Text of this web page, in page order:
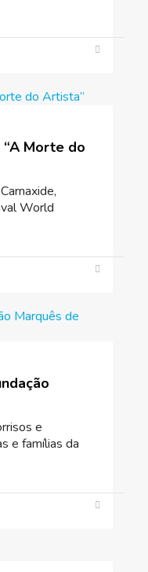
Morte do
World
e
e famílias da